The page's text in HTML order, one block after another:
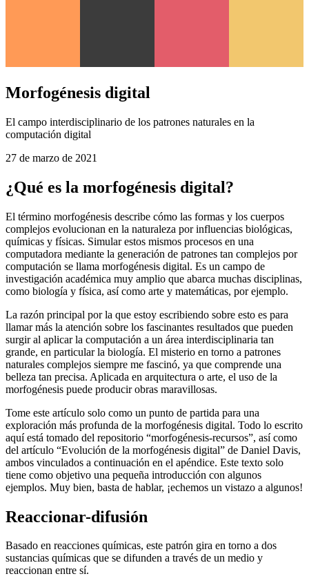
Morfogénesis digital
computación digital
¿Qué es la morfogénesis digital?
El término morfogénesis describe cómo las formas y los cuerpos
complejos evolucionan en la naturaleza por influencias biológicas,
químicas y físicas. Simular estos mismos procesos en una
computadora mediante la generación de patrones tan complejos por
computación se llama morfogénesis digital. Es un campo de
investigación académica muy amplio que abarca muchas disciplinas,
como biología y física, así como arte y matemáticas, por ejemplo.
La razón principal por la que estoy escribiendo sobre esto es para
llamar más la atención sobre los fascinantes resultados que pueden
surgir al aplicar la computación a un área interdisciplinaria tan
grande, en particular la biología. El misterio en torno a patrones
naturales complejos siempre me fascinó, ya que comprende una
belleza tan precisa. Aplicada en arquitectura o arte, el uso de la
morfogénesis puede producir obras maravillosas.
Tome este artículo solo como un punto de partida para una
exploración más profunda de la morfogénesis digital. Todo lo escrito
aquí está tomado del repositorio “morfogénesis-recursos”, así como
del artículo “Evolución de la morfogénesis digital” de Daniel Davis,
tiene como objetivo una pequeña introducción con algunos
Reaccionar-difusión